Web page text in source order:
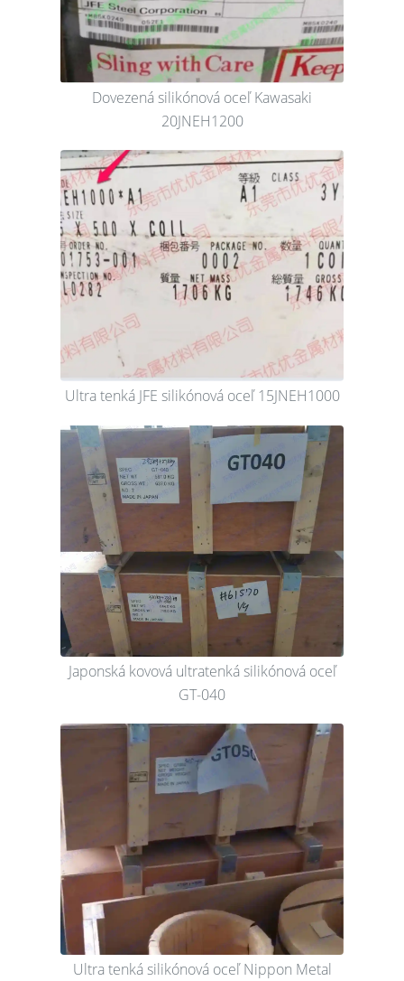
Dovezená silikónová oceľ Kawasaki
20JNEH1200
Ultra tenká JFE silikónová oceľ 15JNEH1000
Japonská kovová ultratenká silikónová oceľ
GT-040
Ultra tenká silikónová oceľ Nippon Metal